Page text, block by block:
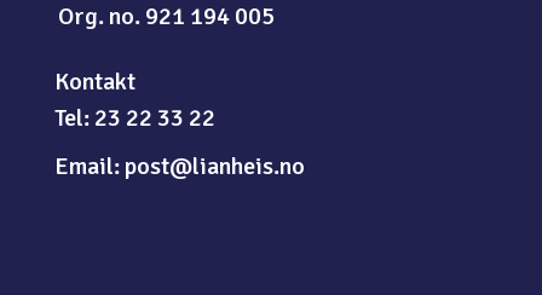
Org. no. 921 194 005
Kontakt
Tel: 23 22 33 22
Email: post@lianheis.no